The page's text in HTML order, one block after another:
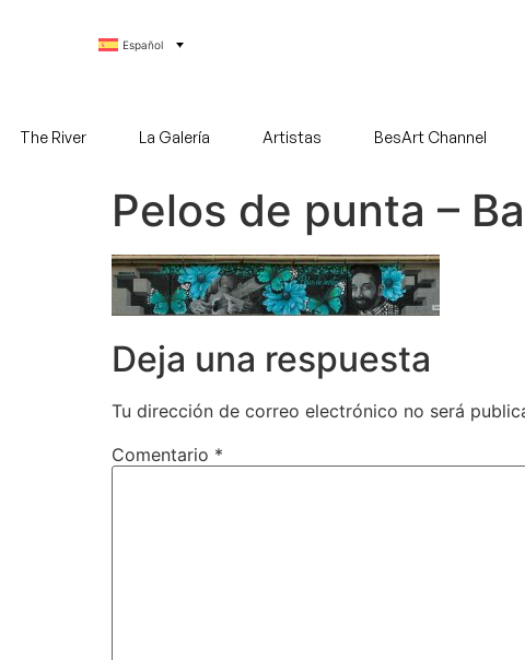
Español
The River La Galería Artistas BesArt Channel
Pelos de punta –
Deja una respuesta
Tu dirección de correo electrónico no será
Comentario *